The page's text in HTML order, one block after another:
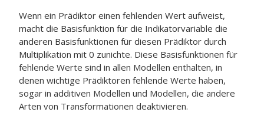
Wenn ein Prädiktor einen fehlenden Wert aufweist,
macht die Basisfunktion für die Indikatorvariable die
anderen Basisfunktionen für diesen Prädiktor durch
Multiplikation mit 0 zunichte. Diese Basisfunktionen für
fehlende Werte sind in allen Modellen enthalten, in
denen wichtige Prädiktoren fehlende Werte haben,
sogar in additiven Modellen und Modellen, die andere
Arten von Transformationen deaktivieren.